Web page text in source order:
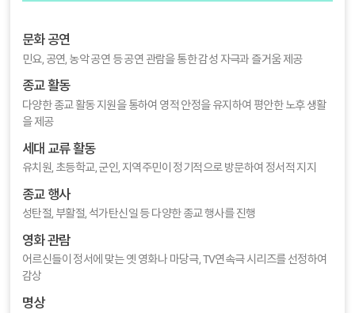
문화 공연
민요, 공연, 농악 공연 등 공연 관람을 통한 감성 자극과 즐거움 제공
종교 활동
다양한 종교 활동 지원을 통하여 영적 안정을 유지하여 평안한 노후 생활
을 제공
세대 교류 활동
유치원, 초등학교, 군인, 지역주민이 정기적으로 방문하여 정서적 지지
종교 행사
성탄절, 부활절, 석가탄신일 등 다양한 종교 행사를 진행
영화 관람
어르신들이 정서에 맞는 옛 영화나 마당극, TV연속극 시리즈를 선정하여
감상
명상